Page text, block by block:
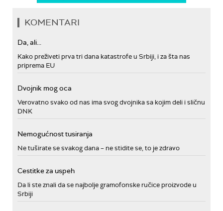
KOMENTARI
Da, ali...
Kako preživeti prva tri dana katastrofe u Srbiji, i za šta nas
priprema EU
Dvojnik mog oca
Verovatno svako od nas ima svog dvojnika sa kojim deli i sličnu
DNK
Nemogućnost tusiranja
Ne tuširate se svakog dana – ne stidite se, to je zdravo
Cestitke za uspeh
Da li ste znali da se najbolje gramofonske ručice proizvode u
Srbiji